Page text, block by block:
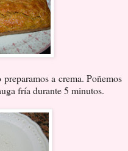
a crema. Poñemos
fría durante 5 minutos.